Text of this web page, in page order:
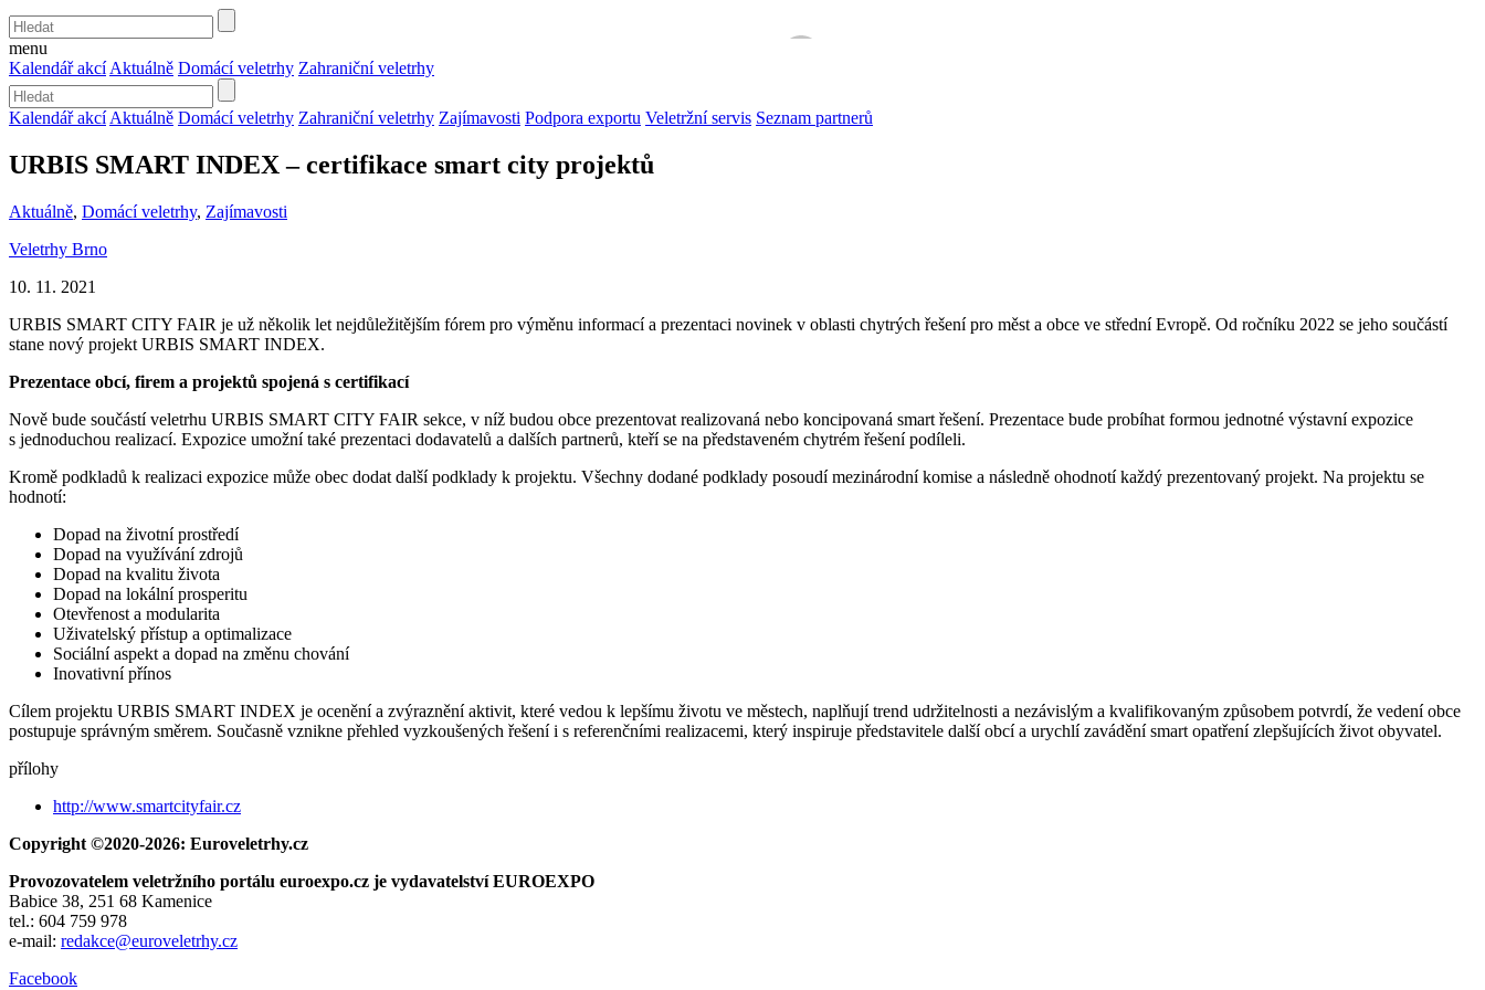
menu
Kalendář akcí Aktuálně Domácí veletrhy Zahraniční veletrhy
Kalendář akcí Aktuálně Domácí veletrhy Zahraniční veletrhy Zajímavosti Podpora exportu Veletržní servis Seznam partnerů
URBIS SMART INDEX – certifikace smart city projektů
Aktuálně, Domácí veletrhy, Zajímavosti
Veletrhy Brno
10. 11. 2021
URBIS SMART CITY FAIR je už několik let nejdůležitějším fórem pro výměnu informací a prezentaci novinek v oblasti chytrých řešení pro měst a obce ve střední Evropě. Od ročníku 2022 se jeho součástí
stane nový projekt URBIS SMART INDEX.
Prezentace obcí, firem a projektů spojená s certifikací
Nově bude součástí veletrhu URBIS SMART CITY FAIR sekce, v níž budou obce prezentovat realizovaná nebo koncipovaná smart řešení. Prezentace bude probíhat formou jednotné výstavní expozice
s jednoduchou realizací. Expozice umožní také prezentaci dodavatelů a dalších partnerů, kteří se na představeném chytrém řešení podíleli.
Kromě podkladů k realizaci expozice může obec dodat další podklady k projektu. Všechny dodané podklady posoudí mezinárodní komise a následně ohodnotí každý prezentovaný projekt. Na projektu se
hodnotí:
Dopad na životní prostředí
Dopad na využívání zdrojů
Dopad na kvalitu života
Dopad na lokální prosperitu
Otevřenost a modularita
Uživatelský přístup a optimalizace
Sociální aspekt a dopad na změnu chování
Inovativní přínos
Cílem projektu URBIS SMART INDEX je ocenění a zvýraznění aktivit, které vedou k lepšímu životu ve městech, naplňují trend udržitelnosti a nezávislým a kvalifikovaným způsobem potvrdí, že vedení obce
postupuje správným směrem. Současně vznikne přehled vyzkoušených řešení i s referenčními realizacemi, který inspiruje představitele další obcí a urychlí zavádění smart opatření zlepšujících život obyvatel.
přílohy
http://www.smartcityfair.cz
Copyright ©2020-2026: Euroveletrhy.cz
Provozovatelem veletržního portálu euroexpo.cz je vydavatelství EUROEXPO
Babice 38, 251 68 Kamenice
tel.: 604 759 978
e-mail: redakce@euroveletrhy.cz
Facebook